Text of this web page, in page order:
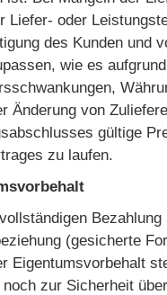
Liefer- oder
des Kunden und
wie es
Änderung von
gültige
zu laufen.
(gesicherte
Eigentumsvorbehalt
zur Sicherheit